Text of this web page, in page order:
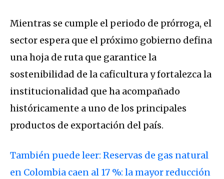
Mientras se cumple el periodo de prórroga, el
sector espera que el próximo gobierno defina
una hoja de ruta que garantice la
sostenibilidad de la caficultura y fortalezca la
institucionalidad que ha acompañado
históricamente a uno de los principales
productos de exportación del país.
También puede leer: Reservas de gas natural
en Colombia caen al 17 %: la mayor reducción